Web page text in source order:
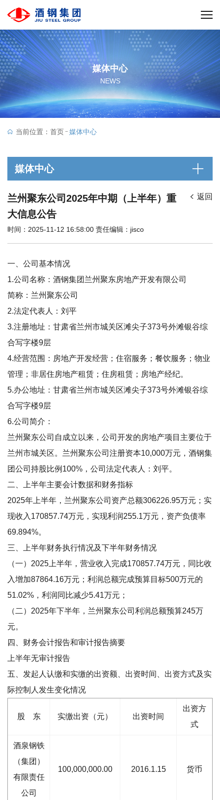
媒体中心
NEWS
当前位置： 首页 媒体中心
媒体中心
兰州聚东公司2025年中期（上半年）重
大信息公告
时间：2025-11-12 16:58:00 责任编辑：jisco
返回
一、公司基本情况
1.公司名称：酒钢集团兰州聚东房地产开发有限公司
简称：兰州聚东公司
2.法定代表人：刘平
3.注册地址：甘肃省兰州市城关区滩尖子373号外滩银谷综
合写字楼9层
4.经营范围：房地产开发经营；住宿服务；餐饮服务；物业
管理；非居住房地产租赁；住房租赁；房地产经纪。
5.办公地址：甘肃省兰州市城关区滩尖子373号外滩银谷综
合写字楼9层
6.公司简介：
兰州聚东公司自成立以来，公司开发的房地产项目主要位于
兰州市城关区。兰州聚东公司注册资本10,000万元，酒钢集
团公司持股比例100%，公司法定代表人：刘平。
二、上半年主要会计数据和财务指标
2025年上半年，兰州聚东公司资产总额306226.95万元；实
现收入170857.74万元，实现利润255.1万元，资产负债率
69.894%。
三、上半年财务执行情况及下半年财务情况
（一）2025上半年，营业收入完成170857.74万元，同比收
入增加87864.16万元；利润总额完成预算目标500万元的
51.02%，利润同比减少5.41万元；
（二）2025年下半年，兰州聚东公司利润总额预算245万
元。
四、财务会计报告和审计报告摘要
上半年无审计报告
五、发起人认缴和实缴的出资额、出资时间、出资方式及实
际控制人发生变化情况
股 东 实缴出资（元） 出资时间
出资方
式
酒泉钢铁
（集团）
有限责任
公司
100,000,000.00 2016.1.15 货币